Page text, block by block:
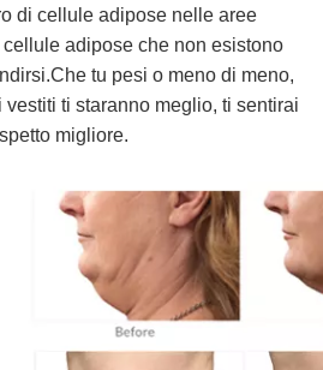
di cellule adipose nelle aree
adipose che non esistono
tu pesi o meno di meno,
ti staranno meglio, ti sentirai
migliore.